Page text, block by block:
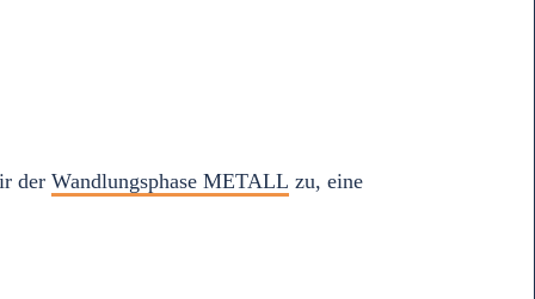
der Wandlungsphase METALL zu, eine